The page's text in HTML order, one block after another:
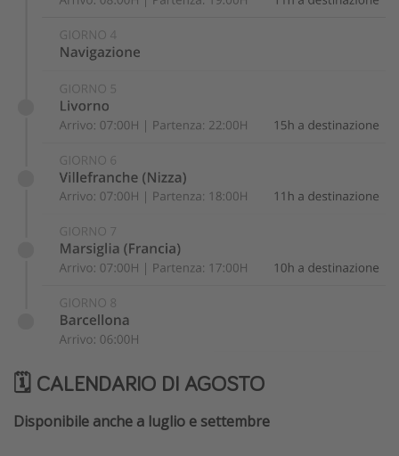
🗓️ CALENDARIO DI AGOSTO
Disponibile anche a luglio e settembre